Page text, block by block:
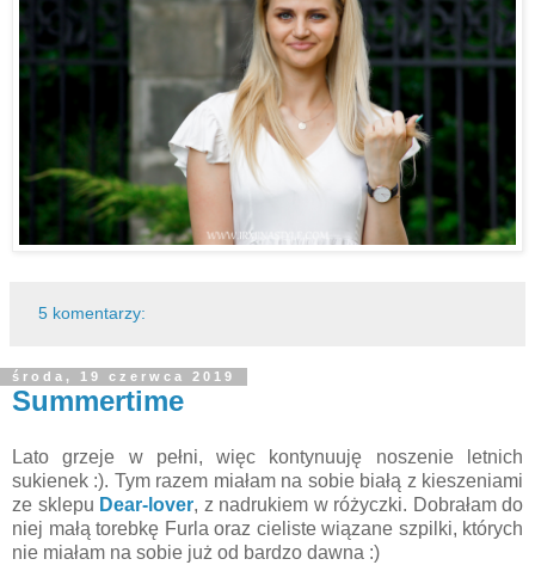
5 komentarzy:
środa, 19 czerwca 2019
Summertime
Lato grzeje w pełni, więc kontynuuję noszenie letnich
sukienek :). Tym razem miałam na sobie białą z kieszeniami
ze sklepu Dear-lover, z nadrukiem w różyczki. Dobrałam do
niej małą torebkę Furla oraz cieliste wiązane szpilki, których
nie miałam na sobie już od bardzo dawna :)